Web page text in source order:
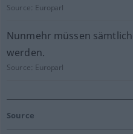
Source: Europarl
Nunmehr müssen
werden.
Source: Europarl
Source